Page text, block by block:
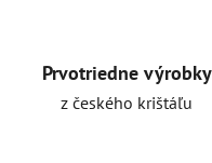
Prvotriedne výrobky
z českého krištáľu